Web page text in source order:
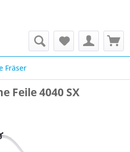
Fräser
Feile 4040 SX